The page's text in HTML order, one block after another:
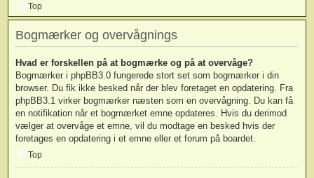
Top
Bogmærker og overvågnings
Hvad er forskellen på at bogmærke og på at overvåge?
Bogmærker i phpBB3.0 fungerede stort set som bogmærker i din
browser. Du fik ikke besked når der blev foretaget en opdatering. Fra
phpBB3.1 virker bogmærker næsten som en overvågning. Du kan få
en notifikation når et bogmærket emne opdateres. Hvis du derimod
vælger at overvåge et emne, vil du modtage en besked hvis der
foretages en opdatering i et emne eller et forum på boardet.
Top